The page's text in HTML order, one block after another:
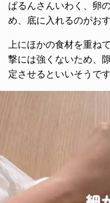
ぱるんさんいわく、卵
め、底に入れるのがお
上にほかの食材を重ね
撃には強くないため、
定させるといいそうです